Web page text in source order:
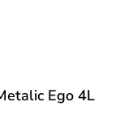
Ego 4L